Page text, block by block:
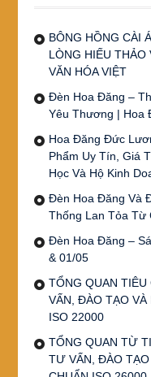
BÔNG HỒNG CÀI
LÒNG HIẾU THẢO
VĂN HÓA VIỆT
Đèn Hoa Đăng –
Yêu Thương | Hoa
Hoa Đăng Đức
Phẩm Uy Tín, Giá
Học Và Hộ Kinh
Đèn Hoa Đăng Và
Thống Lan Tỏa Từ
Đèn Hoa Đăng –
& 01/05
TỔNG QUAN
VẤN, ĐÀO TẠO
ISO 22000
TỔNG QUAN TỪ
TƯ VẤN, ĐÀO